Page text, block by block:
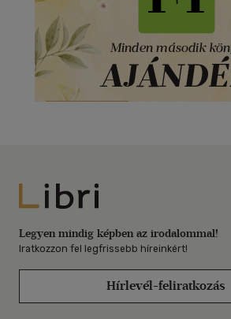
Libri
Legyen mindig képben az irodalommal!
Iratkozzon fel legfrissebb híreinkért!
Hírlevél-feliratkozás